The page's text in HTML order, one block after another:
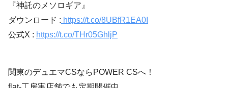
『神託のメソロギア』
ダウンロード : https://t.co/8UBfR1EA0I
公式X : https://t.co/THr05GhljP
関東のデュエマCSならPOWER CSへ！